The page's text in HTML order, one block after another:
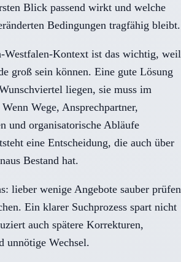
Blick passend wirkt und welche
Bedingungen tragfähig bleibt.
Westfalen-Kontext ist das wichtig, weil
groß sein können. Eine gute Lösung
liegen, sie muss im
Wege, Ansprechpartner,
und organisatorische Abläufe
eine Entscheidung, die auch über
Bestand hat.
lieber wenige Angebote sauber prüfen
Ein klarer Suchprozess spart nicht
auch spätere Korrekturen,
unnötige Wechsel.